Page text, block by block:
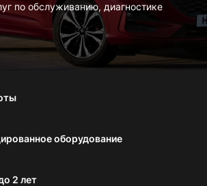
по обслуживанию, диагностике
оборудование
2 лет